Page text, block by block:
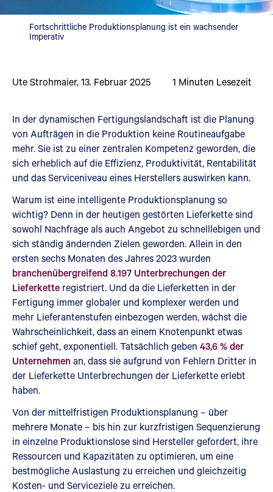
Fortschrittliche Produktionsplanung ist ein wachsender
Imperativ
Ute Strohmaier,13. Februar 2025 1 Minuten Lesezeit
In der dynamischen Fertigungslandschaft ist die Planung
von Aufträgen in die Produktion keine Routineaufgabe
mehr. Sie ist zu einer zentralen Kompetenz geworden, die
sich erheblich auf die Effizienz, Produktivität, Rentabilität
und das Serviceniveau eines Herstellers auswirken kann.
Warum ist eine intelligente Produktionsplanung so
wichtig? Denn in der heutigen gestörten Lieferkette sind
sowohl Nachfrage als auch Angebot zu schnelllebigen und
sich ständig ändernden Zielen geworden. Allein in den
ersten sechs Monaten des Jahres 2023 wurden
branchenübergreifend 8.197 Unterbrechungen der
Lieferkette registriert. Und da die Lieferketten in der
Fertigung immer globaler und komplexer werden und
mehr Lieferantenstufen einbezogen werden, wächst die
Wahrscheinlichkeit, dass an einem Knotenpunkt etwas
schief geht, exponentiell. Tatsächlich geben 43,6 % der
Unternehmen an, dass sie aufgrund von Fehlern Dritter in
der Lieferkette Unterbrechungen der Lieferkette erlebt
haben.
Von der mittelfristigen Produktionsplanung – über
mehrere Monate – bis hin zur kurzfristigen Sequenzierung
in einzelne Produktionslose sind Hersteller gefordert, ihre
Ressourcen und Kapazitäten zu optimieren, um eine
bestmögliche Auslastung zu erreichen und gleichzeitig
Kosten- und Serviceziele zu erreichen.